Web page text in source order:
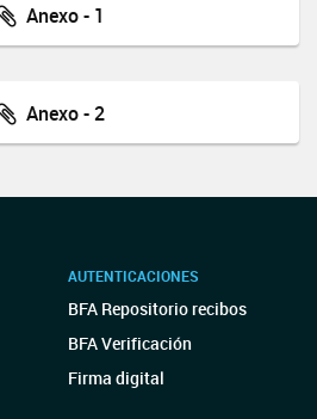
Anexo - 1
Anexo - 2
AUTENTICACIONES
BFA Repositorio recibos
BFA Verificación
Firma digital